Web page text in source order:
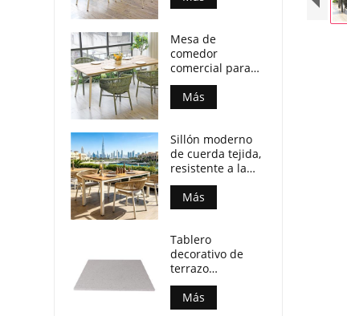
con patas de
locales
comerciales.
Mesa de
comedor
comercial para
patio, resistente
a la intemperie,
con tablero de
contrachapada y
patas de
aluminio.
Más
Sillón moderno
de cuerda tejida,
resistente a la
intemperie, para
espacios de
comedor al aire
Más
Tablero
decorativo de
terrazo
multimotas para
mesas de centro
de patio
Más